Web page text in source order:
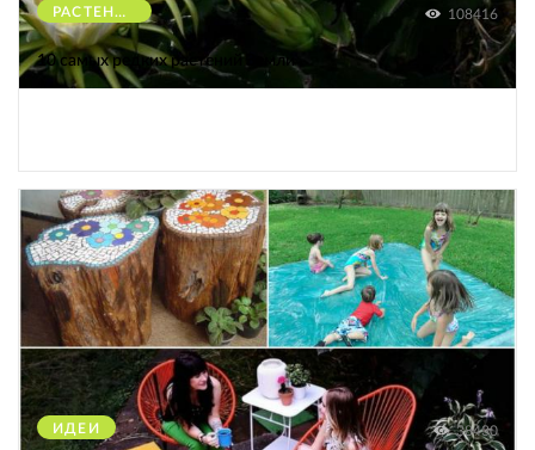
РАСТЕНИЯ 108416
10 самых редких растений Земли
ИДЕИ 38430